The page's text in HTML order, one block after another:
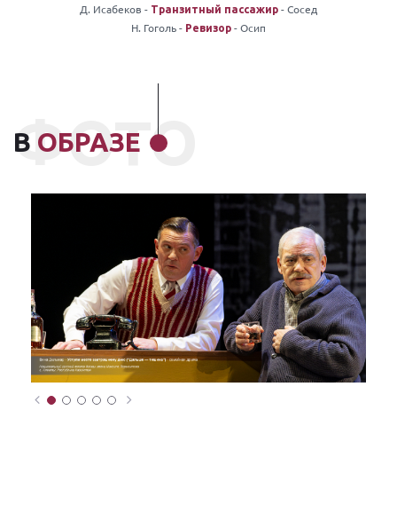
Д. Исабеков - Транзитный пассажир - Сосед
Н. Гоголь - Ревизор - Осип
В ОБРАЗЕ
ФОТО